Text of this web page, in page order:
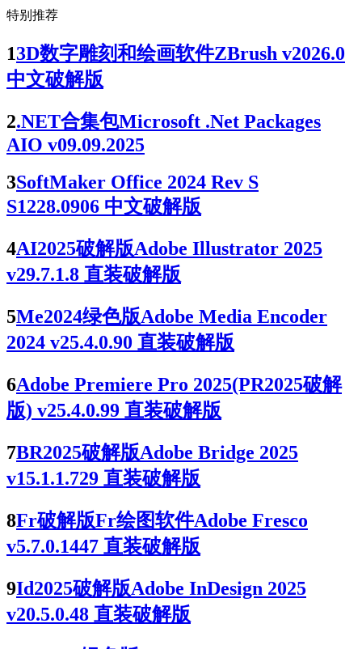
特别推荐
13D数字雕刻和绘画软件ZBrush v2026.0
中文破解版
2.NET合集包Microsoft .Net Packages
AIO v09.09.2025
3SoftMaker Office 2024 Rev S
S1228.0906 中文破解版
4AI2025破解版Adobe Illustrator 2025
v29.7.1.8 直装破解版
5Me2024绿色版Adobe Media Encoder
2024 v25.4.0.90 直装破解版
6Adobe Premiere Pro 2025(PR2025破解
版) v25.4.0.99 直装破解版
7BR2025破解版Adobe Bridge 2025
v15.1.1.729 直装破解版
8Fr破解版Fr绘图软件Adobe Fresco
v5.7.0.1447 直装破解版
9Id2025破解版Adobe InDesign 2025
v20.5.0.48 直装破解版